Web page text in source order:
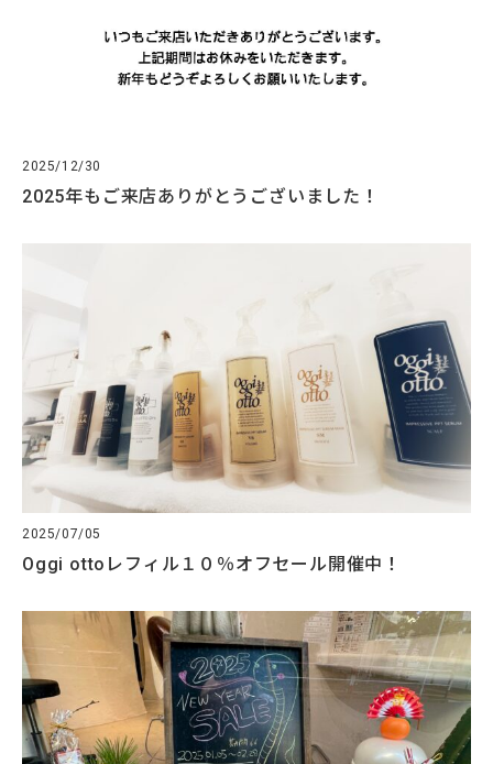
2025/12/30
2025年もご来店ありがとうございました！
2025/07/05
Oggi ottoレフィル１０％オフセール開催中！